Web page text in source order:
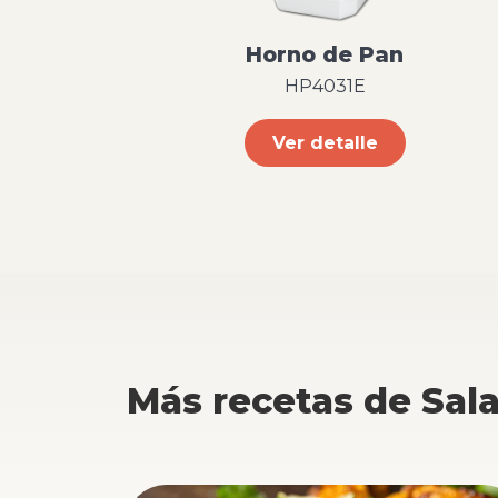
Horno de Pan
HP4031E
Ver detalle
Más recetas de